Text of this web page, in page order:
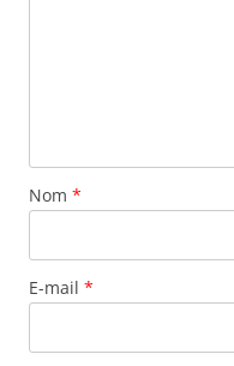
Nom *
E-mail *